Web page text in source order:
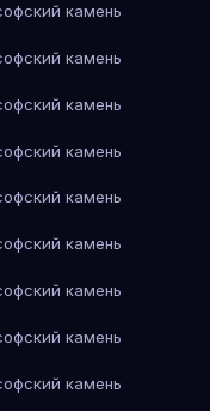
камень
камень
камень
камень
камень
камень
камень
камень
камень